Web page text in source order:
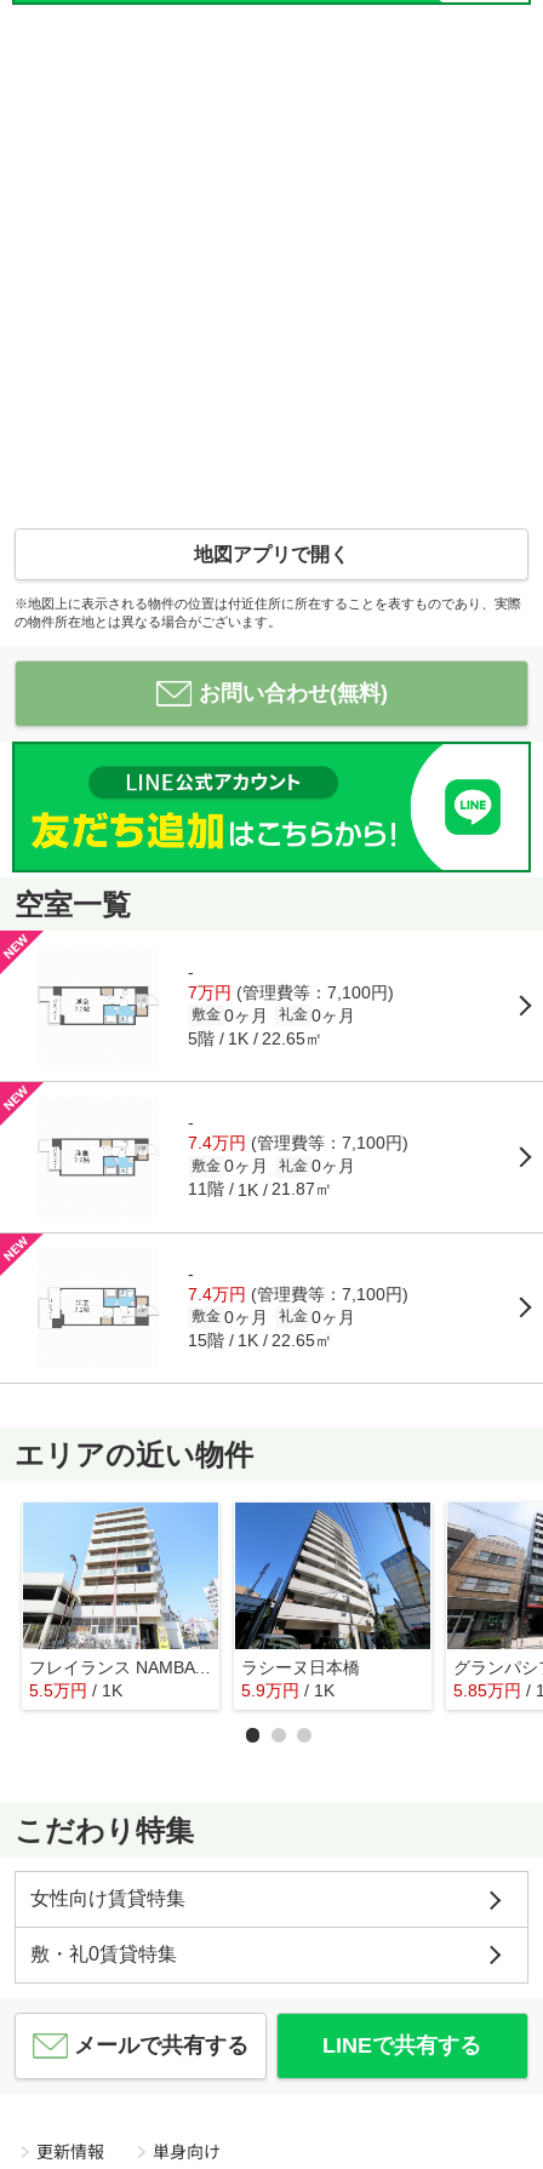
地図アプリで開く
※地図上に表示される物件の位置は付近住所に所在することを表すものであり、実際
の物件所在地とは異なる場合がございます。
お問い合わせ(無料)
空室一覧
-
7万円 (管理費等：7,100円)
敷金 0ヶ月 礼金 0ヶ月
5階 1K 22.65㎡
-
7.4万円 (管理費等：7,100円)
敷金 0ヶ月 礼金 0ヶ月
11階 1K 21.87㎡
-
7.4万円 (管理費等：7,100円)
敷金 0ヶ月 礼金 0ヶ月
15階 1K 22.65㎡
エリアの近い物件
フレイランス NAMBA PLACE
5.5万円 / 1K
ラシーヌ日本橋
5.9万円 / 1K 5.85万円 /
こだわり特集
女性向け賃貸特集
敷・礼0賃貸特集
メールで共有する LINEで共有する
更新情報
単身向け